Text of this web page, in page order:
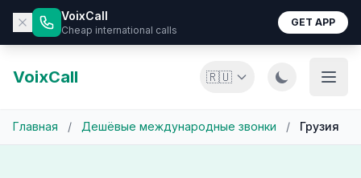
VoixCall
Cheap international calls
GET APP
VoixCall 🇷🇺
Главная / Дешёвые международные звонки / Грузия